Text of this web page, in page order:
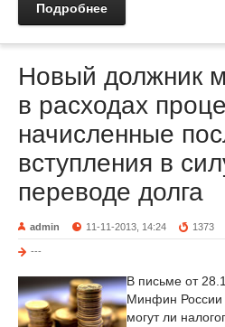
Подробнее
Новый должник
в расходах
начисленные
вступления в
переводе долга
admin 11-11-2013, 14:24 1373
---
В письме от
Минфин России
могут ли